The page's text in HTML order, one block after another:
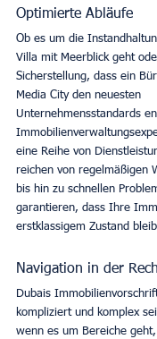
Optimierte Abläufe
Ob es um die
Villa mit Meerblick geht
Sicherstellung, dass ein
Media City den neuesten
Unternehmensstandards
eine Reihe von
reichen von regelmäßigen
bis hin zu schnellen
garantieren, dass Ihre
erstklassigem Zustand
Navigation in der
Dubais
kompliziert und komplex
wenn es um Bereiche